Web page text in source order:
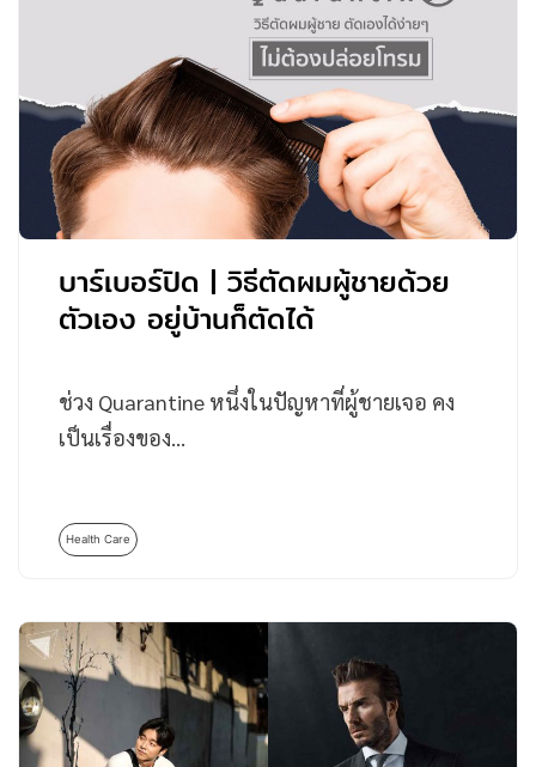
บาร์เบอร์ปิด | วิธีตัดผมผู้ชายด้วย
ตัวเอง อยู่บ้านก็ตัดได้
ช่วง Quarantine หนึ่งในปัญหาที่ผู้ชายเจอ คง
เป็นเรื่องของ…
Health Care